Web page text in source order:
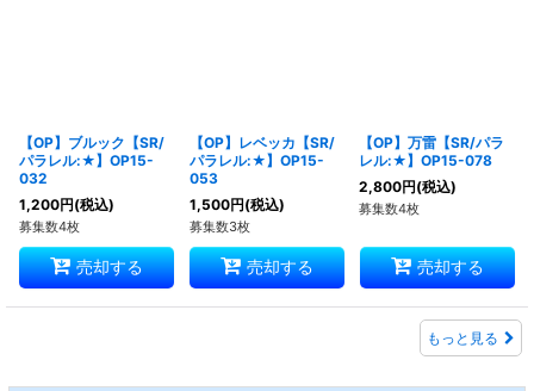
【OP】ブルック【SR/
パラレル:★】OP15-
032
1,200円(税込)
募集数4枚
売却する
【OP】レベッカ【SR/
パラレル:★】OP15-
053
1,500円(税込)
募集数3枚
売却する
【OP】万雷【SR/パラ
レル:★】OP15-078
2,800円(税込)
募集数4枚
売却する
もっと見る